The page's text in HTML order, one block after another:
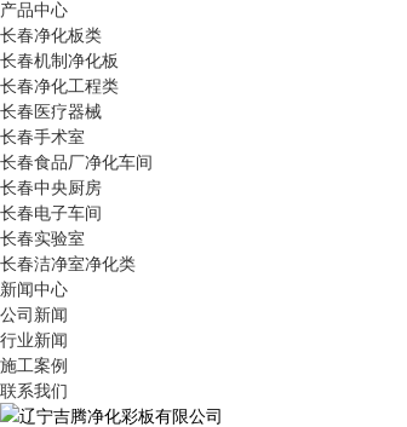
产品中心
长春净化板类
长春机制净化板
长春净化工程类
长春医疗器械
长春手术室
长春食品厂净化车间
长春中央厨房
长春电子车间
长春实验室
长春洁净室净化类
新闻中心
公司新闻
行业新闻
施工案例
联系我们